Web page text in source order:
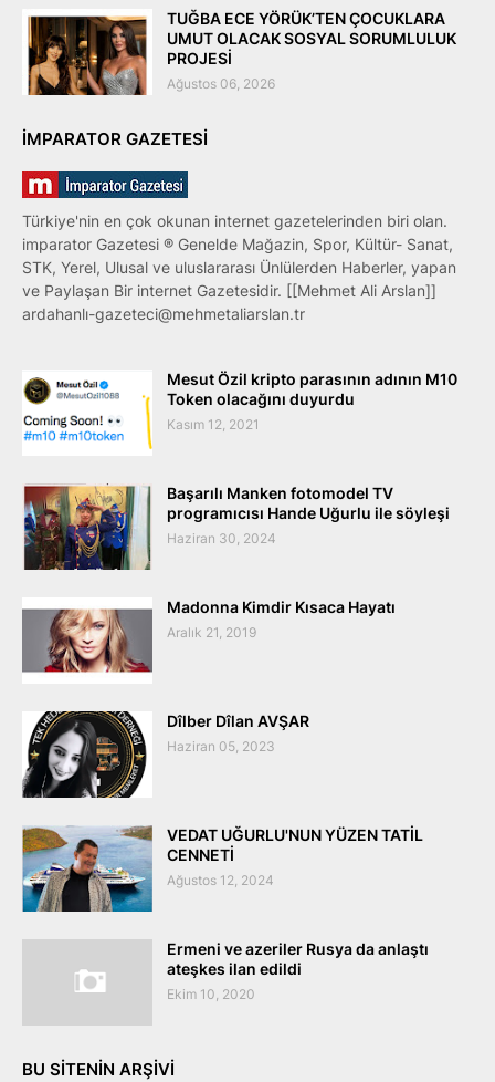
TUĞBA ECE YÖRÜK’TEN ÇOCUKLARA
UMUT OLACAK SOSYAL SORUMLULUK
PROJESİ
Ağustos 06, 2026
IMPARATOR GAZETESI
Türkiye'nin en çok okunan internet gazetelerinden biri olan.
imparator Gazetesi ® Genelde Mağazin, Spor, Kültür- Sanat,
STK, Yerel, Ulusal ve uluslararası Ünlülerden Haberler, yapan
ve Paylaşan Bir internet Gazetesidir. [[Mehmet Ali Arslan]]
ardahanlı-gazeteci@mehmetaliarslan.tr
Mesut Özil kripto parasının adının M10
Token olacağını duyurdu
Kasım 12, 2021
Başarılı Manken fotomodel TV
programıcısı Hande Uğurlu ile söyleşi
Haziran 30, 2024
Madonna Kimdir Kısaca Hayatı
Aralık 21, 2019
Dîlber Dîlan AVŞAR
Haziran 05, 2023
VEDAT UĞURLU'NUN YÜZEN TATİL
CENNETİ
Ağustos 12, 2024
Ermeni ve azeriler Rusya da anlaştı
ateşkes ilan edildi
Ekim 10, 2020
BU SITENIN ARŞIVI